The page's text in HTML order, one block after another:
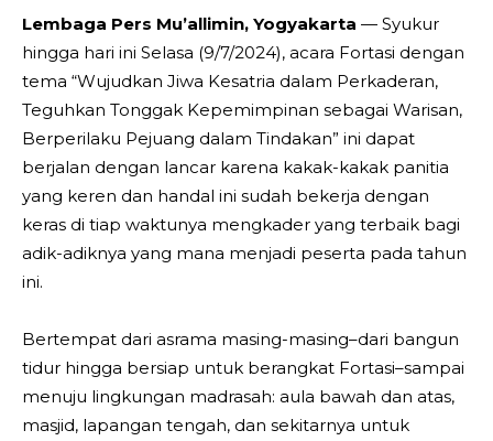
Lembaga Pers Mu’allimin, Yogyakarta — Syukur
hingga hari ini Selasa (9/7/2024), acara Fortasi dengan
tema “Wujudkan Jiwa Kesatria dalam Perkaderan,
Teguhkan Tonggak Kepemimpinan sebagai Warisan,
Berperilaku Pejuang dalam Tindakan” ini dapat
berjalan dengan lancar karena kakak-kakak panitia
yang keren dan handal ini sudah bekerja dengan
keras di tiap waktunya mengkader yang terbaik bagi
adik-adiknya yang mana menjadi peserta pada tahun
ini.
Bertempat dari asrama masing-masing–dari bangun
tidur hingga bersiap untuk berangkat Fortasi–sampai
menuju lingkungan madrasah: aula bawah dan atas,
masjid, lapangan tengah, dan sekitarnya untuk